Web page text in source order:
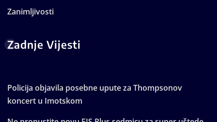
Zanimljivosti
Zadnje Vijesti
Policija objavila posebne upute za Thompsonov
koncert u Imotskom